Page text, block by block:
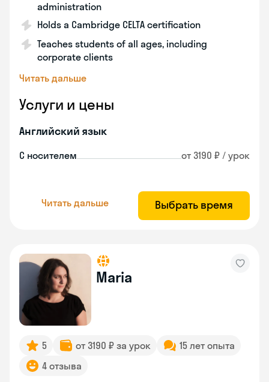
administration
Holds a Cambridge CELTA certification
Teaches students of all ages, including
corporate clients
Читать дальше
Услуги и цены
Английский язык
С носителем от 3190 ₽ / урок
Читать дальше Выбрать время
Maria
5 от 3190 ₽ за урок
15 лет опыта
4 отзыва